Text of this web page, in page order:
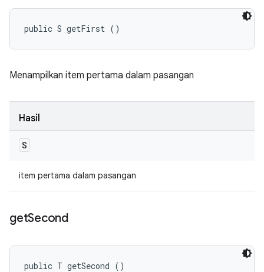
public S getFirst ()
Menampilkan item pertama dalam pasangan
Hasil
S
item pertama dalam pasangan
getSecond
public T getSecond ()